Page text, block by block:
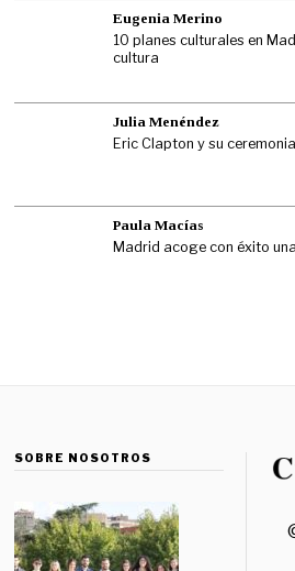
Eugenia Merino
10 planes culturales en
cultura
Julia Menéndez
Eric Clapton y su
Paula Macías
Madrid acoge con éxito
SOBRE NOSOTROS